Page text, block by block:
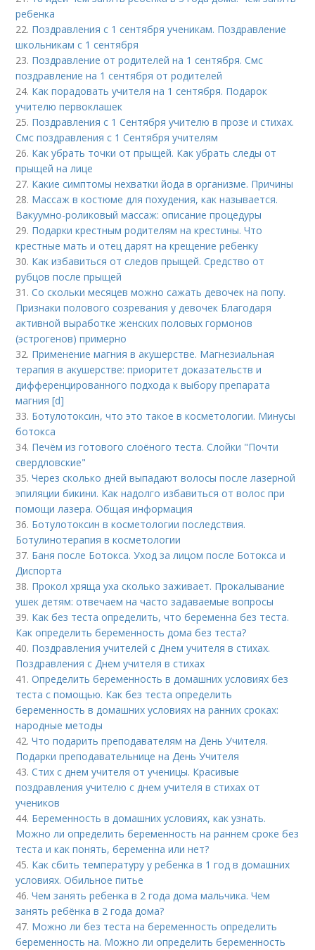
ребенка
22. Поздравления с 1 сентября ученикам. Поздравление
школьникам с 1 сентября
23. Поздравление от родителей на 1 сентября. Смс
поздравление на 1 сентября от родителей
24. Как порадовать учителя на 1 сентября. Подарок
учителю первоклашек
25. Поздравления с 1 Сентября учителю в прозе и стихах.
Смс поздравления с 1 Сентября учителям
26. Как убрать точки от прыщей. Как убрать следы от
прыщей на лице
27. Какие симптомы нехватки йода в организме. Причины
28. Массаж в костюме для похудения, как называется.
Вакуумно-роликовый массаж: описание процедуры
29. Подарки крестным родителям на крестины. Что
крестные мать и отец дарят на крещение ребенку
30. Как избавиться от следов прыщей. Средство от
рубцов после прыщей
31.Со скольки месяцев можно сажать девочек на попу.
Признаки полового созревания у девочек Благодаря
активной выработке женских половых гормонов
(эстрогенов) примерно
32. Применение магния в акушерстве. Магнезиальная
терапия в акушерстве: приоритет доказательств и
дифференцированного подхода к выбору препарата
магния [d]
33. Ботулотоксин, что это такое в косметологии. Минусы
ботокса
34. Печём из готового слоёного теста. Слойки "Почти
свердловские"
35.Через сколько дней выпадают волосы после лазерной
эпиляции бикини. Как надолго избавиться от волос при
помощи лазера. Общая информация
36. Ботулотоксин в косметологии последствия.
Ботулинотерапия в косметологии
37. Баня после Ботокса. Уход за лицом после Ботокса и
Диспорта
38. Прокол хряща уха сколько заживает. Прокалывание
ушек детям: отвечаем на часто задаваемые вопросы
39. Как без теста определить, что беременна без теста.
Как определить беременность дома без теста?
40. Поздравления учителей с Днем учителя в стихах.
Поздравления с Днем учителя в стихах
41.Определить беременность в домашних условиях без
теста с помощью. Как без теста определить
беременность в домашних условиях на ранних сроках:
народные методы
42.Что подарить преподавателям на День Учителя.
Подарки преподавательнице на День Учителя
43.Стих с днем учителя от ученицы. Красивые
поздравления учителю с днем учителя в стихах от
учеников
44. Беременность в домашних условиях, как узнать.
Можно ли определить беременность на раннем сроке без
теста и как понять, беременна или нет?
45. Как сбить температуру у ребенка в 1 год в домашних
условиях. Обильное питье
46.Чем занять ребенка в 2 года дома мальчика. Чем
занять ребёнка в 2 года дома?
47. Можно ли без теста на беременность определить
беременность на. Можно ли определить беременность